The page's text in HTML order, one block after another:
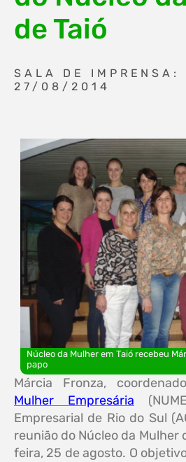
de Taió
SALA DE IMPRENSA:
27/08/2014
Núcleo da Mulher em Taió recebeu
papo
Márcia Fronza,
Mulher Empresária
Empresarial de Rio do Sul
reunião do Núcleo da Mulher
feira, 25 de agosto. O